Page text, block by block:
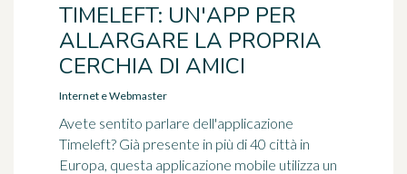
TIMELEFT: UN'APP PER
ALLARGARE LA PROPRIA
CERCHIA DI AMICI
Internet e Webmaster
Avete sentito parlare dell'applicazione
Timeleft? Già presente in più di 40 città in
Europa, questa applicazione mobile utilizza un